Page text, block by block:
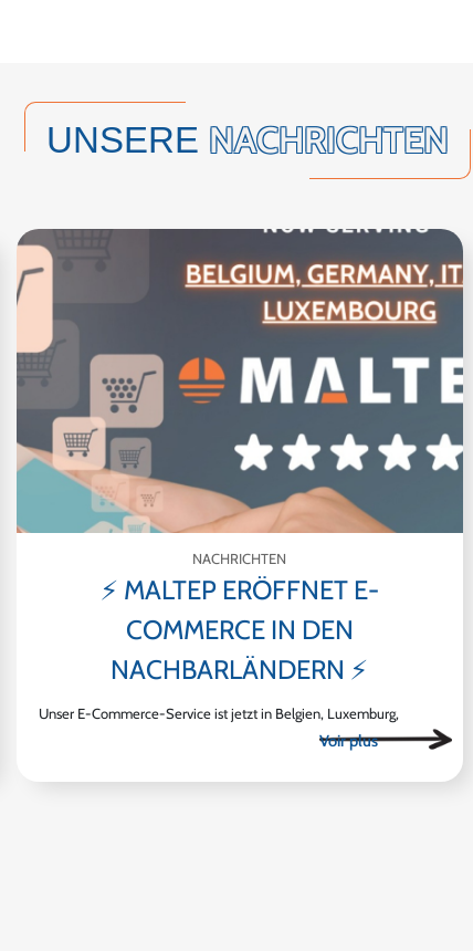
UNSERE NACHRICHTEN
NACHRICHTEN
⚡ MALTEP ERÖFFNET E-
COMMERCE IN DEN
NACHBARLÄNDERN ⚡
Unser E-Commerce-Service ist jetzt in Belgien, Luxemburg,